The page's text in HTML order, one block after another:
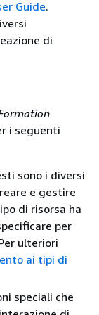
Guide.
di
i seguenti
sono i diversi
e gestire
di risorsa ha
per
ulteriori
ai tipi di
speciali che